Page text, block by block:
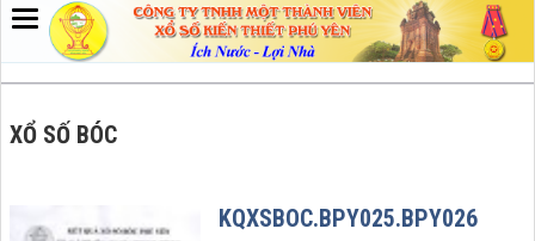
XỔ SỐ BÓC
KQXSBOC.BPY025.BPY026